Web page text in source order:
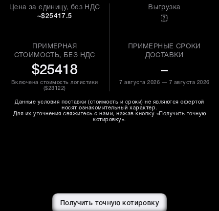
Цена за единицу, без НДС
~$25417.5
ПРИМЕРНАЯ
СТОИМОСТЬ, БЕЗ НДС
$25418
Включена стоимость логистики
($23122)
Выгрузка
ПРИМЕРНЫЕ СРОКИ
ДОСТАВКИ
–
7 августа 2026 — 7 августа 2026
Данные условия поставки (стоимость и сроки) не являются офертой
носят ознакомительный характер.
Для их уточнения свяжитесь с нами, нажав кнопку «Получить точную
котировку».
Получить точную котировку